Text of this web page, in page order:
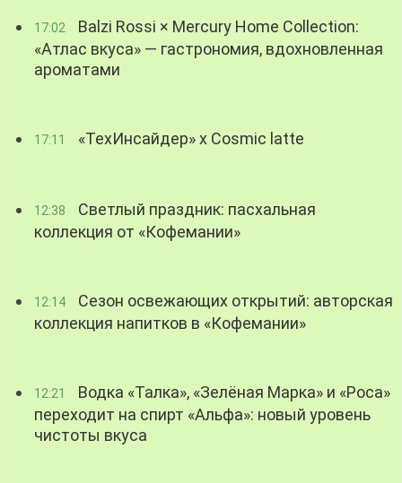
17:02
Balzi Rossi × Mercury Home Collection:
«Атлас вкуса» — гастрономия, вдохновленная
ароматами
17:11 «ТехИнсайдер» х Cosmic latte
12:38
Светлый праздник: пасхальная
коллекция от «Кофемании»
12:14
Сезон освежающих открытий: авторская
коллекция напитков в «Кофемании»
12:21
Водка «Талка», «Зелёная Марка» и «Роса»
переходит на спирт «Альфа»: новый уровень
чистоты вкуса